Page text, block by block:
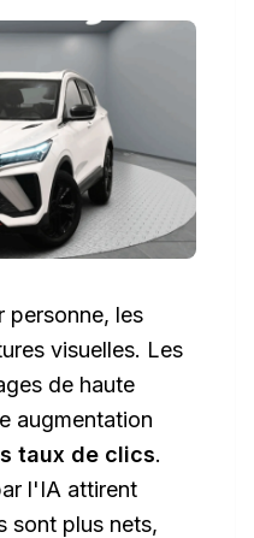
personne, les
visuelles. Les
de haute
augmentation
taux de clics.
l'IA attirent
sont plus nets,